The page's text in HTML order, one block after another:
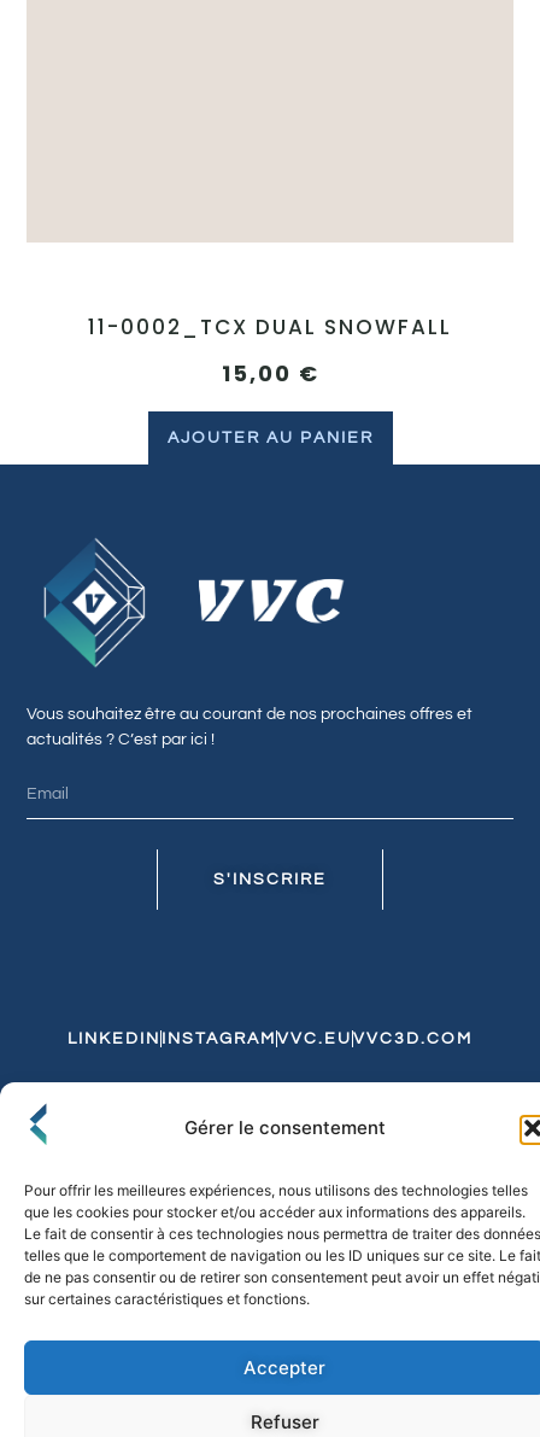
Gérer le consentement
Pour offrir les meilleures expériences, nous utilisons des technologies telles
que les cookies pour stocker et/ou accéder aux informations des appareils.
Le fait de consentir à ces technologies nous permettra de traiter des données
telles que le comportement de navigation ou les ID uniques sur ce site. Le fait
de ne pas consentir ou de retirer son consentement peut avoir un effet
sur certaines caractéristiques et fonctions.
Accepter
Refuser
11-0002_TCX DUAL SNOWFALL
15,00 €
AJOUTER AU PANIER
Vous souhaitez être au courant de nos prochaines offres et
actualités ? C’est par ici !
S'INSCRIRE
LINKEDIN INSTAGRAM VVC.EU VVC3D.COM
Politique de Confidentialité et de CookiesExpédition et Livraison
© 2026 FLO & CO. All Rights Reserved